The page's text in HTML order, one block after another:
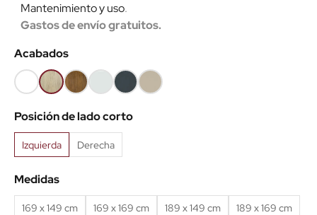
Mantenimiento y uso.
Gastos de envío gratuitos.
Acabados
Blanco
(EMB)
Roble
claro
(EMB)
Roble
viejo
(EMB)
Ceniza
(EMB)
Antracita
(EMB)
Arena
Posición de lado corto
Izquierda Derecha
Medidas
169 x 149 cm 169 x 169 cm 189 x 149 cm
189 x 169 cm